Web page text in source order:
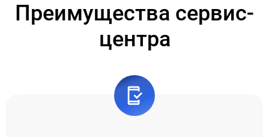
Преимущества сервис-
центра